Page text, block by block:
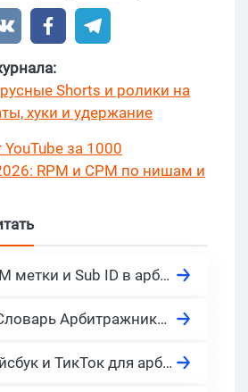
Shorts и ролики на
хуки и удержание
за 1000
RPM и CPM по нишам и
Макросы, UTM метки и Sub ID в арбитраже
A-Z Полный Словарь Арбитражника Трафика, обновление 2026
Аккаунты Фейсбук и ТикТок для арбитража в 2026: бесплатно, фарм, автореги что это?